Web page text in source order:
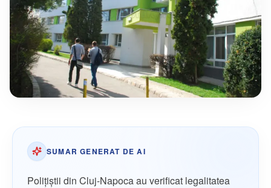
SUMAR GENERAT DE AI
Polițiștii din Cluj-Napoca au verificat legalitatea